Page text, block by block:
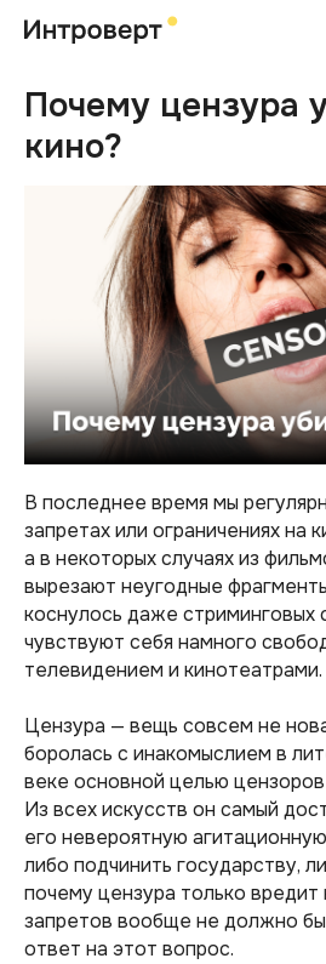
Почему цензура
кино?
В последнее время мы
запретах или ограничениях на
а в некоторых случаях из
вырезают неугодные
коснулось даже стриминговых
чувствуют себя намного
телевидением и кинотеатрами.
Цензура — вещь совсем не
боролась с инакомыслием в
веке основной целью
Из всех искусств он самый
его невероятную
либо подчинить государству,
почему цензура только
запретов вообще не должно
ответ на этот вопрос.